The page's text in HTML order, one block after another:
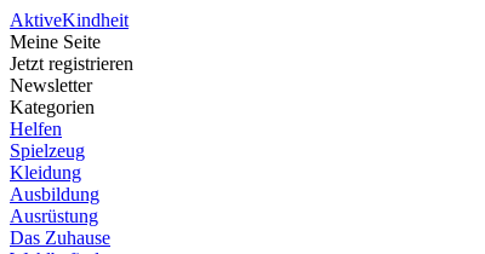
AktiveKindheit
Meine Seite
Jetzt registrieren
Newsletter
Kategorien
Helfen
Spielzeug
Kleidung
Ausbildung
Ausrüstung
Das Zuhause